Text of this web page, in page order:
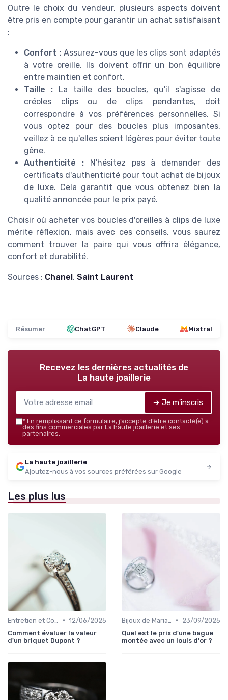
Outre le choix du vendeur, plusieurs aspects doivent
être pris en compte pour garantir un achat satisfaisant
:
Confort :Assurez-vous que les clips sont adaptés
à votre oreille. Ils doivent offrir un bon équilibre
entre maintien et confort.
Taille :La taille des boucles, qu'il s'agisse de
créoles clips ou de clips pendantes, doit
correspondre à vos préférences personnelles. Si
vous optez pour des boucles plus imposantes,
veillez à ce qu'elles soient légères pour éviter toute
gêne.
Authenticité :N'hésitez pas à demander des
certificats d'authenticité pour tout achat de bijoux
de luxe. Cela garantit que vous obtenez bien la
qualité annoncée pour le prix payé.
Choisir où acheter vos boucles d'oreilles à clips de luxe
mérite réflexion, mais avec ces conseils, vous saurez
comment trouver la paire qui vous offrira élégance,
confort et durabilité.
Sources : Chanel, Saint Laurent
Résumer ChatGPT Claude Mistral
Recevez les dernières actualités de
La haute joaillerie
➔ Je m'inscris
* En remplissant ce formulaire, j’accepte d’être contacté(e) à
des fins commerciales par La haute joaillerie et ses
partenaires.
La haute joaillerie
Ajoutez-nous à vos sources préférées sur Google
Les plus lus
• 12/06/2025
Comment évaluer la valeur
d'un briquet Dupont ?
•
23/09/2025
Quel est le prix d'une bague
montée avec un louis d'or ?